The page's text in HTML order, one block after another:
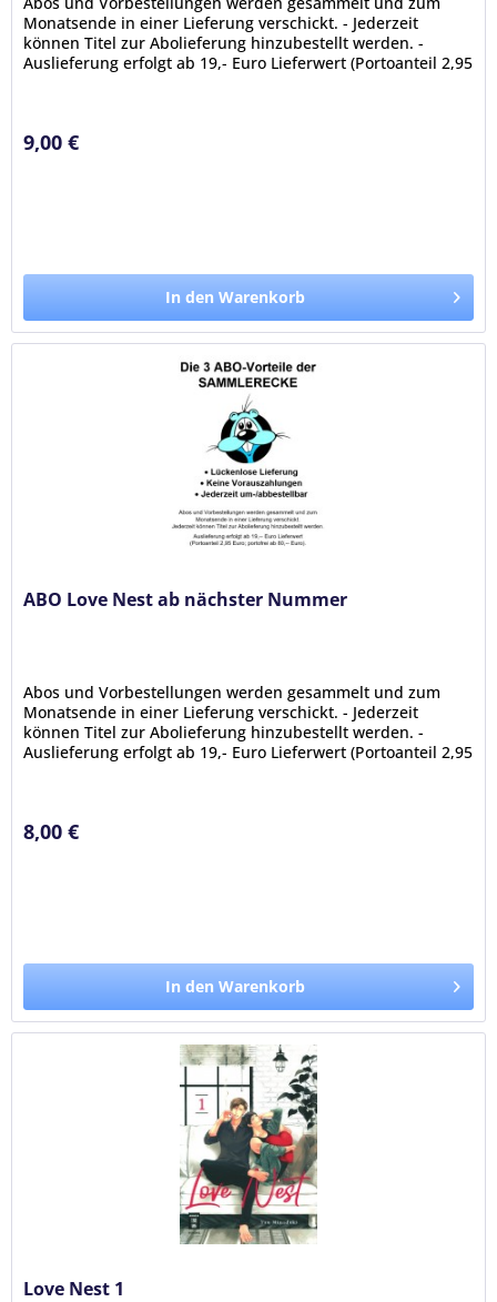
Monatsende in einer Lieferung verschickt. - Jederzeit
können Titel zur Abolieferung hinzubestellt werden. -
Auslieferung erfolgt ab 19,- Euro Lieferwert (Portoanteil 2,95
9,00 €
In den Warenkorb
ABO Love Nest ab nächster Nummer
Abos und Vorbestellungen werden gesammelt und zum
Monatsende in einer Lieferung verschickt. - Jederzeit
können Titel zur Abolieferung hinzubestellt werden. -
Auslieferung erfolgt ab 19,- Euro Lieferwert (Portoanteil 2,95
8,00 €
In den Warenkorb
Love Nest 1